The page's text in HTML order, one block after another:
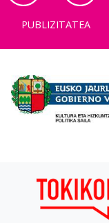
PUBLIZITATEA